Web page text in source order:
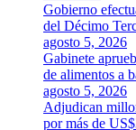
Gobierno
del Décimo
agosto 5, 2026
Gabinete
de alimentos a
agosto 5, 2026
Adjudican
por más de